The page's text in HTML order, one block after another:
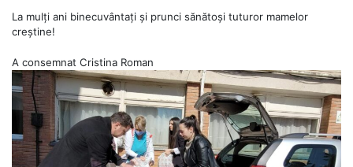
La mulți ani binecuvântați și prunci sănătoși tuturor mamelor
creștine!
A consemnat Cristina Roman